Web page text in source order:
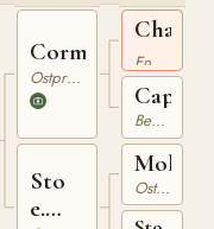
Cormoran
Ostpreussare
Sto
e.
xx
Capra
Beberbeck
Moltke
Ostpreussare